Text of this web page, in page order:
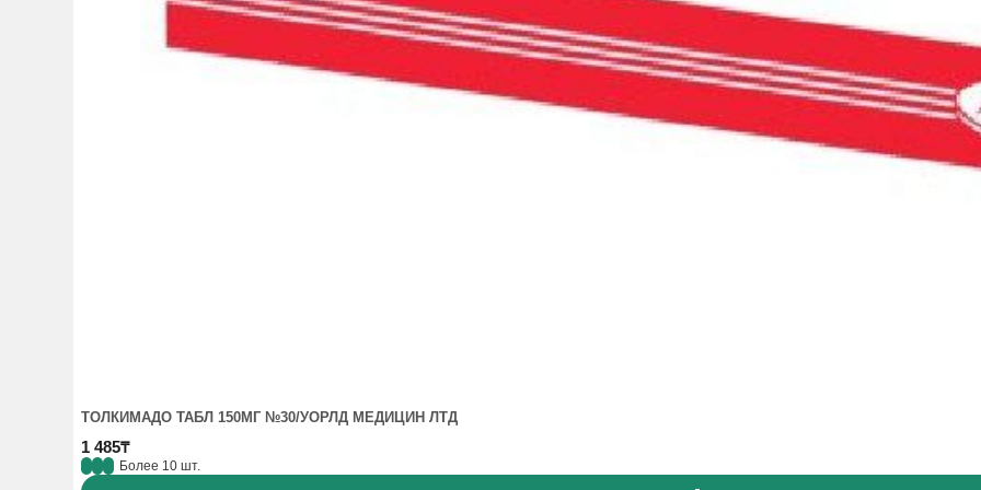
ТОЛКИМАДО ТАБЛ 150МГ №30/УОРЛД МЕДИЦИН ЛТД
1 485₸
Более 10 шт.